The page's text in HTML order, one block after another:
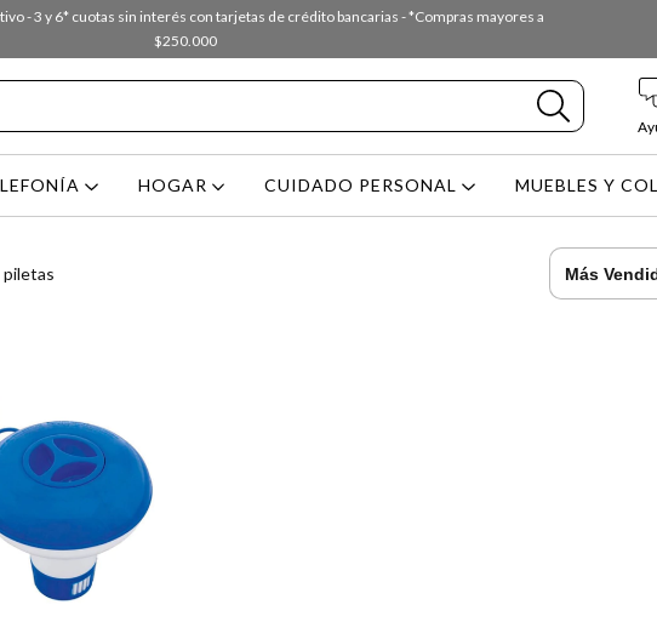
- 3 y 6* cuotas sin interés con tarjetas de crédito bancarias - *Compras mayores a
$250.000
HOGAR CUIDADO PERSONAL MUEBLES Y